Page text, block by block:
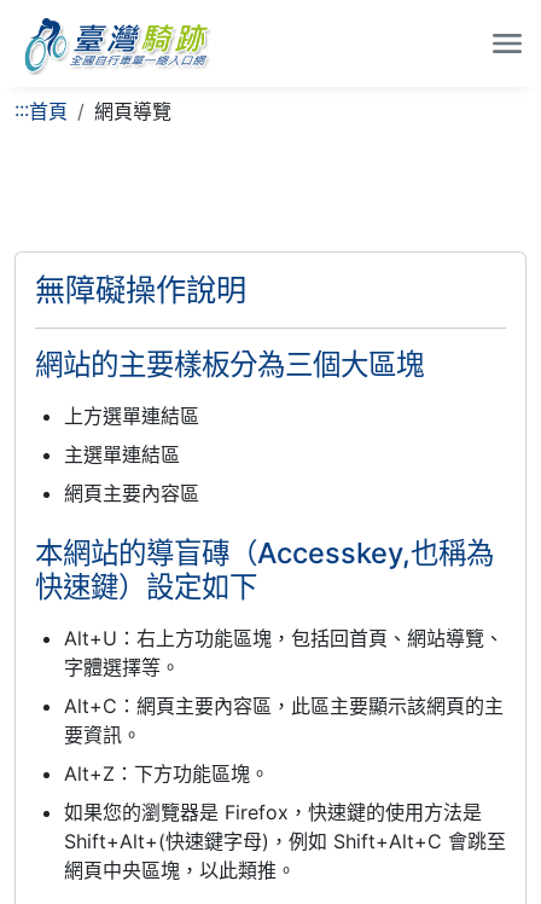
:::首頁 網頁導覽
無障礙操作說明
網站的主要樣板分為三個大區塊
上方選單連結區
主選單連結區
網頁主要內容區
本網站的導盲磚（Accesskey,也稱為
快速鍵）設定如下
Alt+U：右上方功能區塊，包括回首頁、網站導覽、
字體選擇等。
Alt+C：網頁主要內容區，此區主要顯示該網頁的主
要資訊。
Alt+Z：下方功能區塊。
如果您的瀏覽器是 Firefox，快速鍵的使用方法是
Shift+Alt+(快速鍵字母)，例如 Shift+Alt+C 會跳至
網頁中央區塊，以此類推。